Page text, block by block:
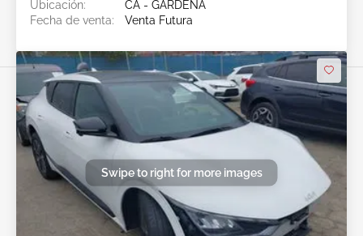
Ubicación:
CA - GARDENA
Fecha de venta:
Venta Futura
Swipe to right for more images